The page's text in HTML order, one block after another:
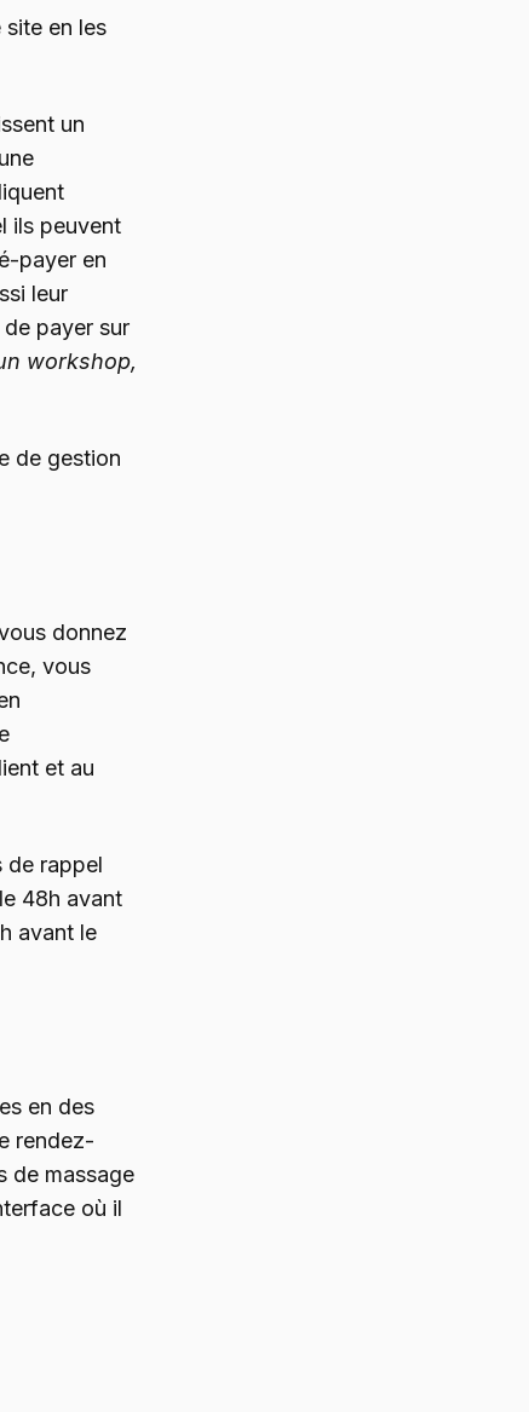
en les
un
ils peuvent
payer en
leur
payer sur
workshop,
de gestion
donnez
vous
et au
de rappel
48h avant
avant le
en des
rendez-
de massage
où il